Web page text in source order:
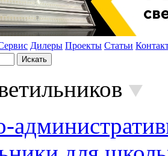
Дилеры Проекты Статьи